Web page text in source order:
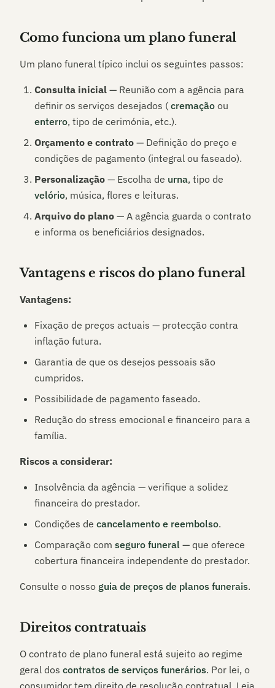
Como funciona um plano funeral
Um plano funeral típico inclui os seguintes passos:
Consulta inicial — Reunião com a agência para
definir os serviços desejados ( cremação ou
enterro, tipo de cerimónia, etc.).
Orçamento e contrato — Definição do preço e
condições de pagamento (integral ou faseado).
Personalização — Escolha de urna, tipo de
velório, música, flores e leituras.
Arquivo do plano — A agência guarda o contrato
e informa os beneficiários designados.
Vantagens e riscos do plano funeral
Vantagens:
Fixação de preços actuais — protecção contra
inflação futura.
Garantia de que os desejos pessoais são
cumpridos.
Possibilidade de pagamento faseado.
Redução do stress emocional e financeiro para a
família.
Riscos a considerar:
Insolvência da agência — verifique a solidez
financeira do prestador.
Condições de cancelamento e reembolso.
Comparação com seguro funeral — que oferece
cobertura financeira independente do prestador.
Consulte o nosso guia de preços de planos funerais.
Direitos contratuais
O contrato de plano funeral está sujeito ao regime
geral dos contratos de serviços funerários. Por lei, o
consumidor tem direito de resolução contratual. Leia